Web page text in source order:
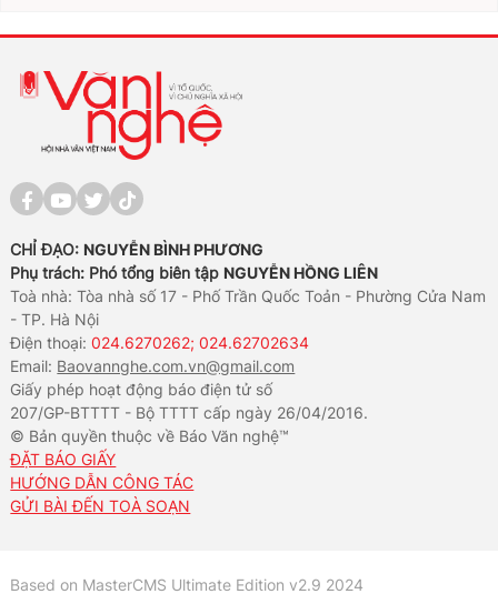
CHỈ ĐẠO: NGUYỄN BÌNH PHƯƠNG
Phụ trách: Phó tổng biên tập NGUYỄN HỒNG LIÊN
Toà nhà: Tòa nhà số 17 - Phố Trần Quốc Toản - Phường Cửa Nam
- TP. Hà Nội
Điện thoại:024.6270262; 024.62702634
Email: Baovannghe.com.vn@gmail.com
Giấy phép hoạt động báo điện tử số
207/GP-BTTTT - Bộ TTTT cấp ngày 26/04/2016.
© Bản quyền thuộc về Báo Văn nghệ™
ĐẶT BÁO GIẤY
HƯỚNG DẪN CÔNG TÁC
GỬI BÀI ĐẾN TOÀ SOẠN
Based on MasterCMS Ultimate Edition v2.9 2024